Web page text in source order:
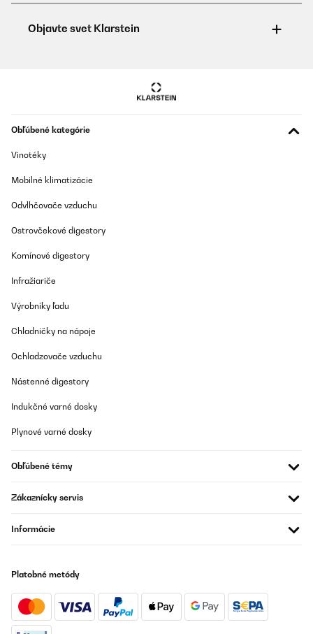
Obľúbené kategórie
Vinotéky
Mobilné klimatizácie
Odvlhčovače vzduchu
Ostrovčekové digestory
Komínové digestory
Infražiariče
Výrobníky ľadu
Chladničky na nápoje
Ochladzovače vzduchu
Nástenné digestory
Indukčné varné dosky
Plynové varné dosky
Obľúbené témy
Zákaznícky servis
Informácie
Platobné metódy